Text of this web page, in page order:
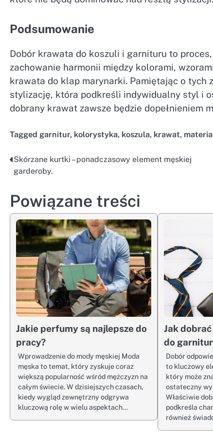
Podsumowanie
Dobór krawata do koszuli i garnituru to
zachowanie harmonii między kolorami,
krawata do klap marynarki. Pamiętając o tych
stylizację, która podkreśli indywidualny styl i
dobrany krawat zawsze będzie dopełnieniem
Tagged garnitur, kolorystyka, koszula, krawat,
Nawigacja
wpisu
Skórzane kurtki – ponadczasowy element męskiej
garderoby.
Powiązane treści
Jakie perfumy są najlepsze do
pracy?
Wprowadzenie do mody męskiej Moda
męska to temat, który zyskuje coraz
większą popularność wśród mężczyzn na
całym świecie. W dzisiejszych czasach,
kiedy wygląd zewnętrzny odgrywa
kluczową rolę w wielu aspektach…
Jak
do
Dobór
to kluczowy
który może
ostateczny
Właściwie
podkreśla
również